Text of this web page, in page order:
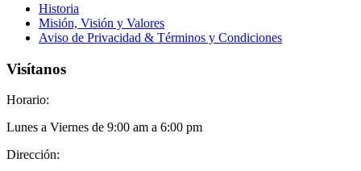
Historia
Misión, Visión y Valores
Aviso de Privacidad & Términos y Condiciones
Visítanos
Horario:
Lunes a Viernes de 9:00 am a 6:00 pm
Dirección: